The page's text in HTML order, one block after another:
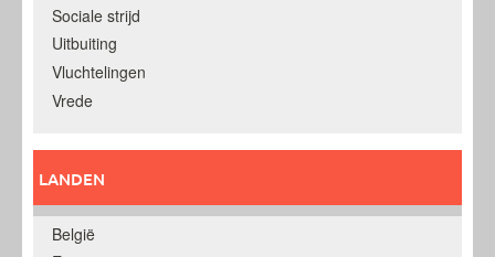
Sociale strijd
Uitbuiting
Vluchtelingen
Vrede
LANDEN
België